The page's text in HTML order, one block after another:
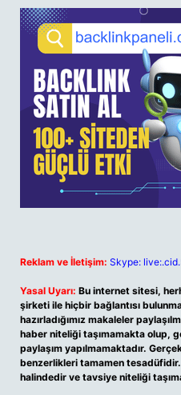
Reklam ve İletişim: Skype:
Yasal Uyarı: Bu internet sitesi,
şirketi ile hiçbir bağlantısı
hazırladığımız makaleler
haber niteliği taşımamakta olup,
paylaşım yapılmamaktadır.
benzerlikleri tamamen
halindedir ve tavsiye niteliği